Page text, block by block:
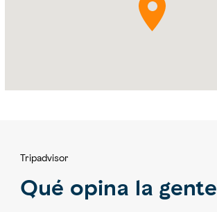
Tripadvisor
Qué opina la gente